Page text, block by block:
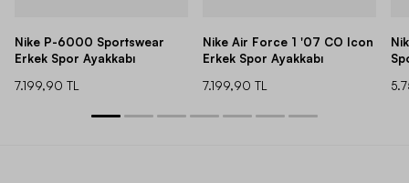
Nike P-6000 Sportswear
Erkek Spor Ayakkabı
7.199,90 TL
Nike Air Force 1 '07 CO Icon
Erkek Spor Ayakkabı
7.199,90 TL